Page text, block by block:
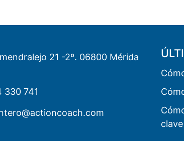
21 -2º. 06800 Mérida
330 741
clave